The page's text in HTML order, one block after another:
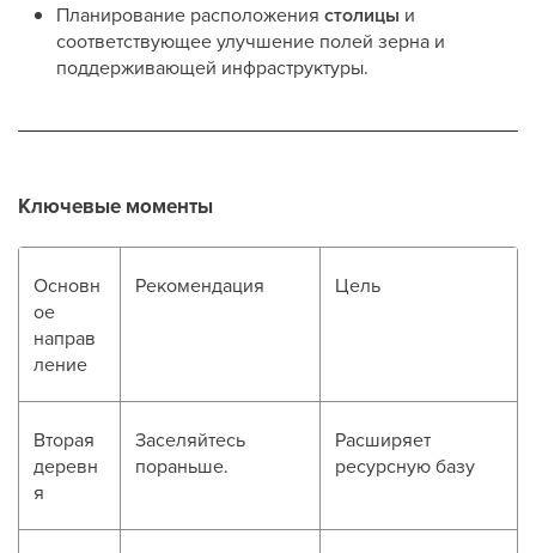
Планирование расположения столицы и
соответствующее улучшение полей зерна и
поддерживающей инфраструктуры.
Ключевые моменты
Основн
ое
направ
ление
Рекомендация Цель
Вторая
деревн
я
Заселяйтесь
пораньше.
Расширяет
ресурсную базу